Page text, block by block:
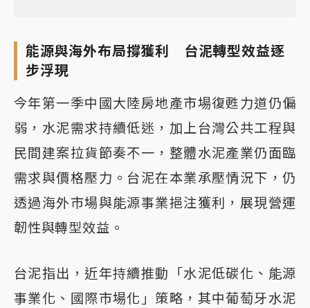
能源與海外布局撐獲利 台泥轉型效益逐
步浮現
今年第一季中國大陸房地產市場復甦力道仍偏
弱，水泥需求持續低迷，加上台灣公共工程與
民間建案拉貨節奏不一，整體水泥產業仍面臨
需求與價格壓力。台泥在本業承壓情況下，仍
透過海外市場與能源事業挹注獲利，展現營運
韌性與轉型效益。
台泥指出，近年持續推動「水泥低碳化、能源
事業化、國際市場化」策略，其中葡萄牙水泥